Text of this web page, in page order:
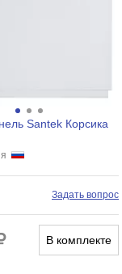
Santek Корсика
Задать вопрос
В комплекте